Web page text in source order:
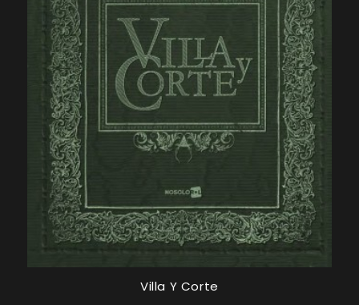
Villa Y Corte